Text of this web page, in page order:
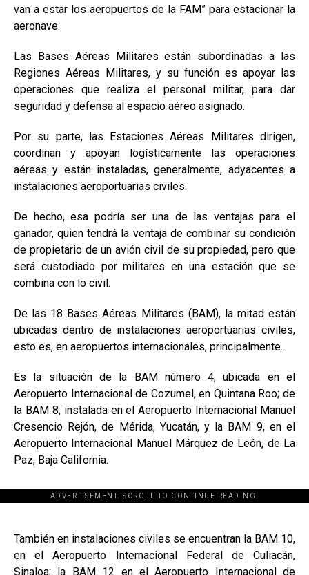
van a estar los aeropuertos de la FAM” para estacionar la
aeronave.
Las Bases Aéreas Militares están subordinadas a las
Regiones Aéreas Militares, y su función es apoyar las
operaciones que realiza el personal militar, para dar
seguridad y defensa al espacio aéreo asignado.
Por su parte, las Estaciones Aéreas Militares dirigen,
coordinan y apoyan logísticamente las operaciones
aéreas y están instaladas, generalmente, adyacentes a
instalaciones aeroportuarias civiles.
De hecho, esa podría ser una de las ventajas para el
ganador, quien tendrá la ventaja de combinar su condición
de propietario de un avión civil de su propiedad, pero que
será custodiado por militares en una estación que se
combina con lo civil.
De las 18 Bases Aéreas Militares (BAM), la mitad están
ubicadas dentro de instalaciones aeroportuarias civiles,
esto es, en aeropuertos internacionales, principalmente.
Es la situación de la BAM número 4, ubicada en el
Aeropuerto Internacional de Cozumel, en Quintana Roo; de
la BAM 8, instalada en el Aeropuerto Internacional Manuel
Cresencio Rejón, de Mérida, Yucatán, y la BAM 9, en el
Aeropuerto Internacional Manuel Márquez de León, de La
Paz, Baja California.
ADVERTISEMENT. SCROLL TO CONTINUE READING.
[adsforwp id="243463"]
También en instalaciones civiles se encuentran la BAM 10,
en el Aeropuerto Internacional Federal de Culiacán,
Sinaloa; la BAM 12 en el Aeropuerto Internacional de